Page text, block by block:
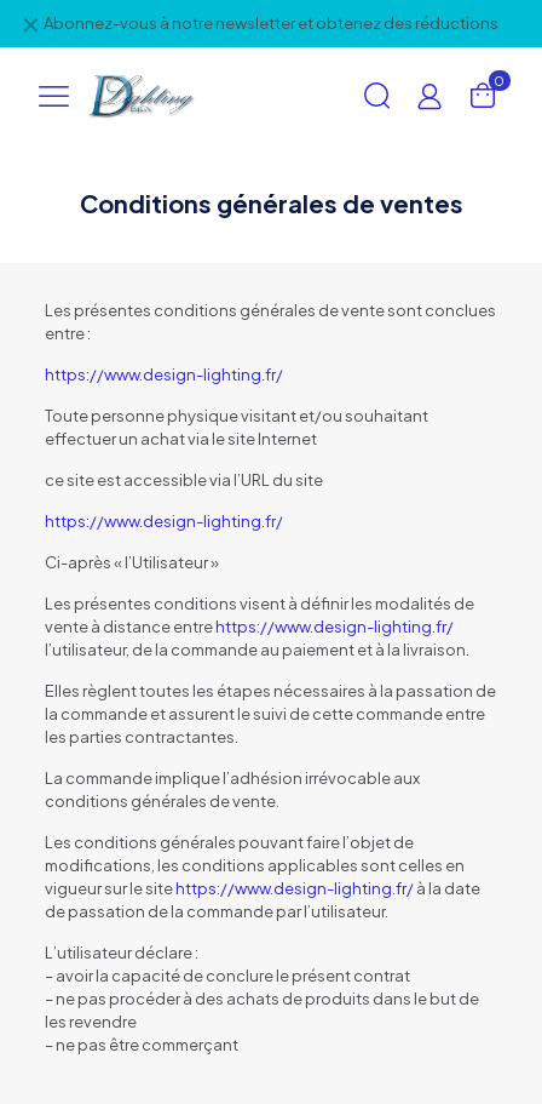
Abonnez-vous à notre newsletter et obtenez des réductions
✕
0
Conditions générales de ventes
Les présentes conditions générales de vente sont conclues
entre :
https://www.design-lighting.fr/
Toute personne physique visitant et/ou souhaitant
effectuer un achat via le site Internet
ce site est accessible via l’URL du site
https://www.design-lighting.fr/
Ci-après « l’Utilisateur »
Les présentes conditions visent à définir les modalités de
vente à distance entrehttps://www.design-lighting.fr/
l’utilisateur, de la commande au paiement et à la livraison.
Elles règlent toutes les étapes nécessaires à la passation de
la commande et assurent le suivi de cette commande entre
les parties contractantes.
La commande implique l’adhésion irrévocable aux
conditions générales de vente.
Les conditions générales pouvant faire l’objet de
modifications, les conditions applicables sont celles en
vigueur sur le sitehttps://www.design-lighting.fr/à la date
de passation de la commande par l’utilisateur.
L’utilisateur déclare :
– avoir la capacité de conclure le présent contrat
– ne pas procéder à des achats de produits dans le but de
les revendre
– ne pas être commerçant